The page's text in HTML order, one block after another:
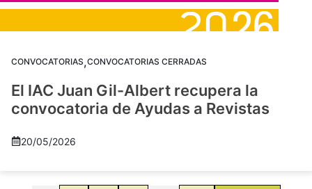
CONVOCATORIAS,CONVOCATORIAS CERRADAS
El IAC Juan Gil-Albert recupera la
convocatoria de Ayudas a Revistas
20/05/2026